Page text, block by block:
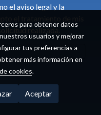
realizada.
para obtener datos
usuarios y mejorar
tus preferencias a
más información en
cookies.
Aceptar